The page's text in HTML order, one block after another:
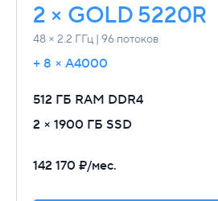
2 × GOLD 5220R
48 × 2.2 ГГц | 96 потоков
512 ГБ RAM DDR4
2 × 1900 ГБ SSD
142 170 ₽/мес.
+ 8 × A4000